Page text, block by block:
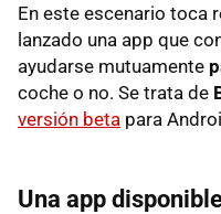
En este escenario toca
lanzado una app que
ayudarse mutuamente
coche o no. Se trata de
versión beta para
Una app